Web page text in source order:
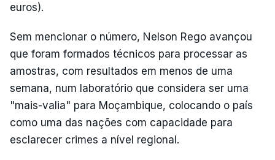
euros).
Sem mencionar o número, Nelson Rego avançou
que foram formados técnicos para processar as
amostras, com resultados em menos de uma
semana, num laboratório que considera ser uma
"mais-valia" para Moçambique, colocando o país
como uma das nações com capacidade para
esclarecer crimes a nível regional.